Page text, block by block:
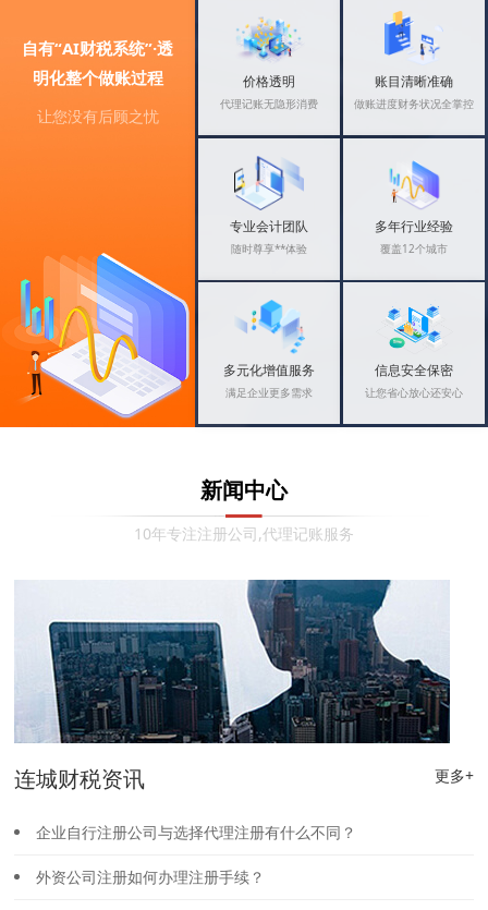
自有“AI财税系统”·透
明化整个做账过程
让您没有后顾之忧
价格透明
代理记账无隐形消费
账目清晰准确
做账进度财务状况全掌控
专业会计团队
随时尊享**体验
多年行业经验
覆盖12个城市
多元化增值服务
满足企业更多需求
信息安全保密
让您省心放心还安心
新闻中心
10年专注注册公司,代理记账服务
连城财税资讯 更多+
企业自行注册公司与选择代理注册有什么不同？
外资公司注册如何办理注册手续？